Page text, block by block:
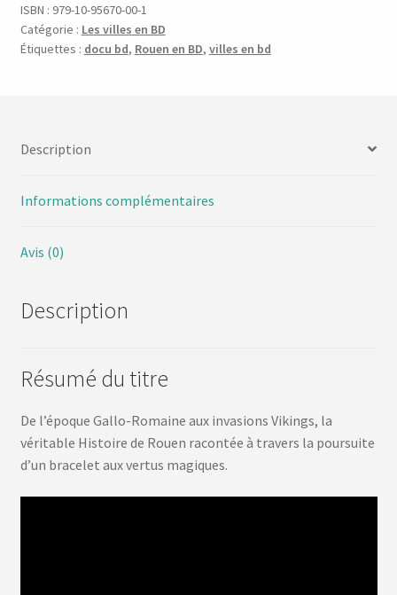
ISBN : 979-10-95670-00-1
Catégorie : Les villes en BD
Étiquettes : docu bd, Rouen en BD, villes en bd
Description
Informations complémentaires
Avis (0)
Description
Résumé du titre
De l’époque Gallo-Romaine aux invasions Vikings, la
véritable Histoire de Rouen racontée à travers la poursuite
d’un bracelet aux vertus magiques.